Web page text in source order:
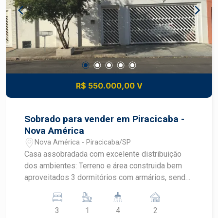
R$ 550.000,00 V
Sobrado para vender em Piracicaba -
Nova América
Nova América - Piracicaba/SP
Casa assobradada com excelente distribuição
dos ambientes: Terreno e área construida bem
aproveitados 3 dormitórios com armários, sendo
os dois quartos Sala 2 ambientes ampla e
iluminada Sala de TV privativa cozinha com
3 1 4 2